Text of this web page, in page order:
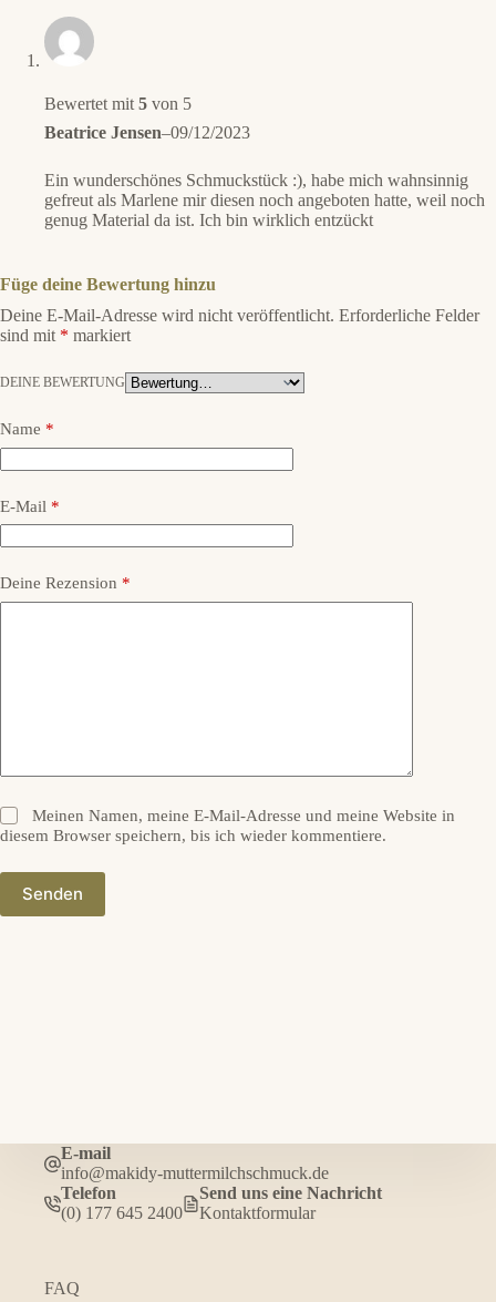
Bewertet mit 5 von 5
Beatrice Jensen–09/12/2023
Ein wunderschönes Schmuckstück :), habe mich wahnsinnig
gefreut als Marlene mir diesen noch angeboten hatte, weil noch
genug Material da ist. Ich bin wirklich entzückt
Füge deine Bewertung hinzu
Deine E-Mail-Adresse wird nicht veröffentlicht. Erforderliche Felder
sind mit * markiert
DEINE BEWERTUNG
Name *
E-Mail *
Deine Rezension *
Meinen Namen, meine E-Mail-Adresse und meine Website in
diesem Browser speichern, bis ich wieder kommentiere.
Senden
E-mail
info@makidy-muttermilchschmuck.de
Telefon
(0) 177 645 2400
Send uns eine Nachricht
Kontaktformular
FAQ